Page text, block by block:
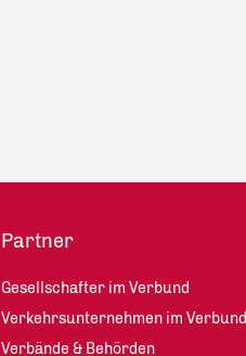
Partner
Gesellschafter im Verbund
Verkehrsunternehmen im Verbund
Verbände & Behörden